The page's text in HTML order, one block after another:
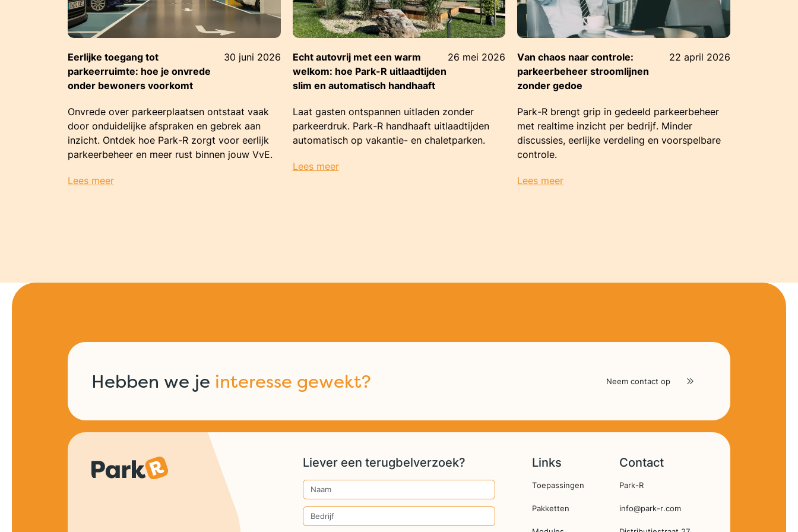
Eerlijke toegang tot
parkeerruimte: hoe je onvrede
onder bewoners voorkomt
30 juni 2026
Onvrede over parkeerplaatsen ontstaat vaak
door onduidelijke afspraken en gebrek aan
inzicht. Ontdek hoe Park-R zorgt voor eerlijk
parkeerbeheer en meer rust binnen jouw VvE.
Lees meer
Echt autovrij met een warm
welkom: hoe Park-R uitlaadtijden
slim en automatisch handhaaft
26 mei 2026
Laat gasten ontspannen uitladen zonder
parkeerdruk. Park-R handhaaft uitlaadtijden
automatisch op vakantie- en chaletparken.
Lees meer
Van chaos naar controle:
parkeerbeheer stroomlijnen
zonder gedoe
22 april 2026
Park-R brengt grip in gedeeld parkeerbeheer
met realtime inzicht per bedrijf. Minder
discussies, eerlijke verdeling en voorspelbare
controle.
Lees meer
Hebben we je interesse gewekt? Neem contact op
Liever een terugbelverzoek?
Naam
Bedrijf
Links
Hoofdnavigatie
Toepassingen
Pakketten
Contact
Park-R
info@park-r.com